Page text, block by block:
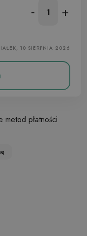
- +
10 SIERPNIA 2026
metod płatności